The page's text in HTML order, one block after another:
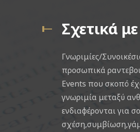
Σχετικά
Γνωριμίες/
προσωπικά
Events που σκοπό
γνωριμία μεταξύ
ενδιαφέρονται για